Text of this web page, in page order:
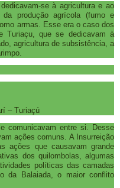
se à agricultura e ao
produção agrícola (fumo e
armas. Esse era o caso dos
Turiaçu, que se dedicavam à
agricultura de subsistência, a
– Turiaçú
comunicavam entre si. Desse
ações comuns. A Insurreição
ações que causavam grande
dos quilombolas, algumas
políticas das camadas
da Balaiada, o maior conflito